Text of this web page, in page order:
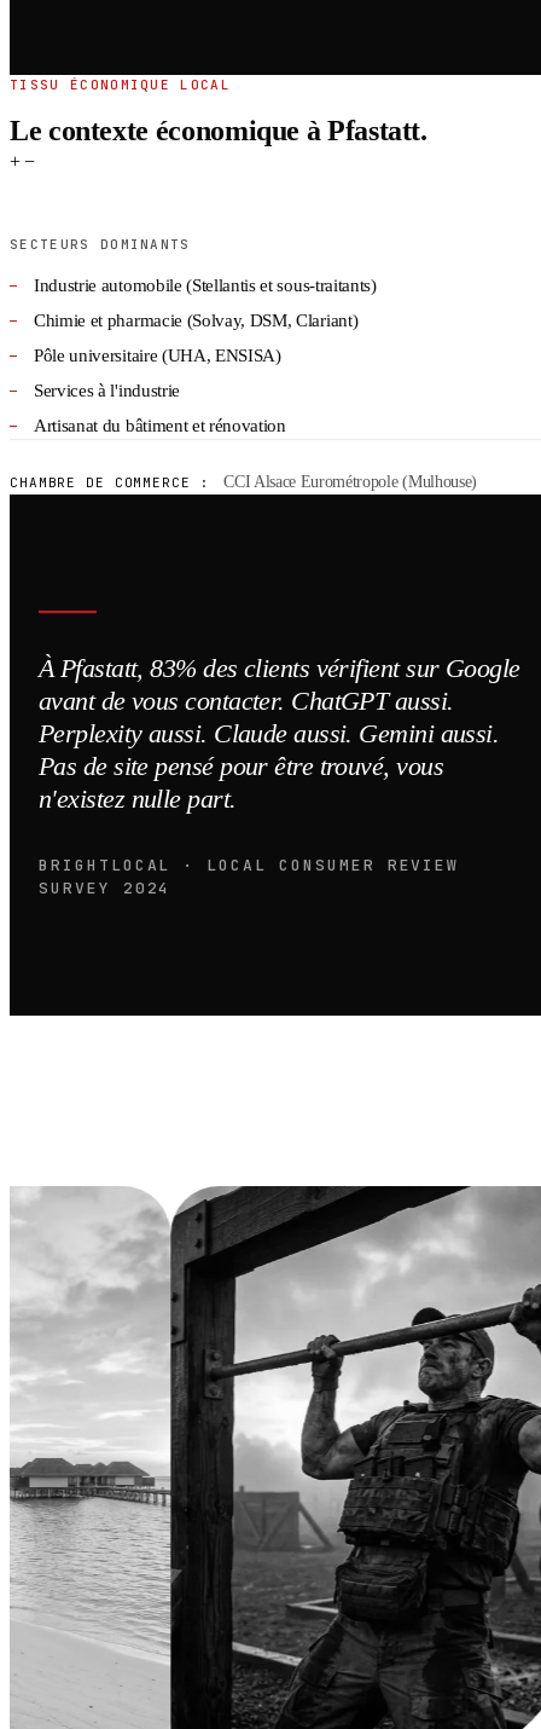
TISSU ÉCONOMIQUE LOCAL
Le contexte économique à Pfastatt.
+ −
SECTEURS DOMINANTS
Industrie automobile (Stellantis et sous-traitants)
Chimie et pharmacie (Solvay, DSM, Clariant)
Pôle universitaire (UHA, ENSISA)
Services à l'industrie
Artisanat du bâtiment et rénovation
CHAMBRE DE COMMERCE : CCI Alsace Eurométropole (Mulhouse)
À Pfastatt, 83% des clients vérifient sur Google
avant de vous contacter. ChatGPT aussi.
Perplexity aussi. Claude aussi. Gemini aussi.
Pas de site pensé pour être trouvé, vous
n'existez nulle part.
BRIGHTLOCAL · LOCAL CONSUMER REVIEW
SURVEY 2024